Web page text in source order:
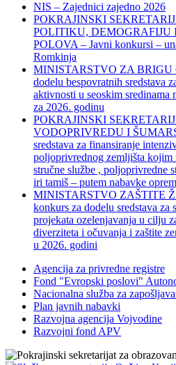
NIS – Zajednici zajedno 2026
POKRAJINSKI
POLITIKU, DEMOGRAFIJU
POLOVA – Javni konkursi –
Romkinja
MINISTARSTVO ZA BRIGU
dodelu bespovratnih sredstava
aktivnosti u seoskim
za 2026. godinu
POKRAJINSKI
VODOPRIVREDU I
sredstava za finansiranje
poljoprivrednog zemljišta kojim
stručne službe , poljoprivredne
iri tamiš ‒ putem nabavke
MINISTARSTVO ZAŠTITE
konkurs za dodelu sredstava za
projekata ozelenjavanja u cilju
diverziteta i očuvanja i zaštite
u 2026. godini
Agencija za privredne registre
Fond "Evropski poslovi"
Nacionalna služba za
Plan javnih nabavki
Razvojna agencija Vojvodine
Razvojni fond APV